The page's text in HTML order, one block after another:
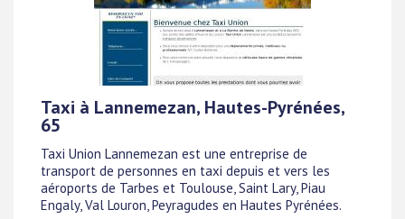
Taxi à Lannemezan, Hautes-Pyrénées,
65
Taxi Union Lannemezan est une entreprise de
transport de personnes en taxi depuis et vers les
aéroports de Tarbes et Toulouse, Saint Lary, Piau
Engaly, Val Louron, Peyragudes en Hautes Pyrénées.